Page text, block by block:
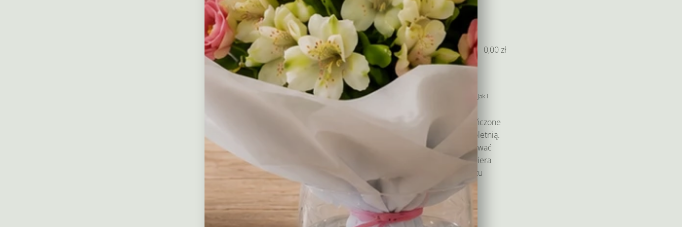
Wyczyść wybór
0,00zł
Wina
Oświadczenie o pełnoletności
Aby zamówić wino - zarówno Ty jak i
Oświadczam, że jestem osobą pełnoletnią (mam ukończone
18 lat), a także że odbiorca zamówienia jest osobą pełnoletnią.
Przyjmuję do wiadomości, że kurier ma prawo zweryfikować
wiek odbiorcy przy doręczeniu paczki. Upoważniam kuriera
kwiaciarni do technicznego odbioru wybranego produktu
alkoholowego ze stacjonarnego punktu sprzedaży i
dostarczenia go pod wskazany adres w moim imieniu.